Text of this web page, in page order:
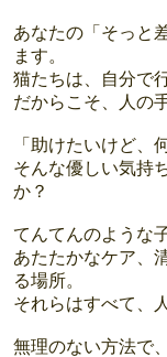
あなたの「そっと
ます。
猫たちは、自分で
だからこそ、人の
「助けたいけど、
そんな優しい気持
か？
てんてんのような
あたたかなケア、
る場所。
それらはすべて、
無理のない方法で